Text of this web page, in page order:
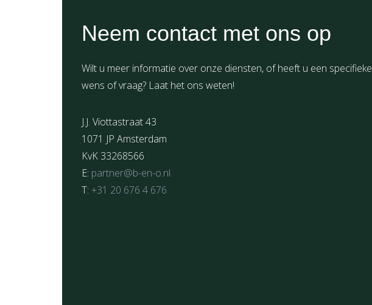
Neem contact met ons op
Wilt u meer informatie over onze diensten, of heeft u een specifieke
wens of vraag? Laat het ons weten!
J.J. Viottastraat 43
1071 JP Amsterdam
KvK 33268566
E: partner@b-en-o.nl
T: +31 20 676 4 676